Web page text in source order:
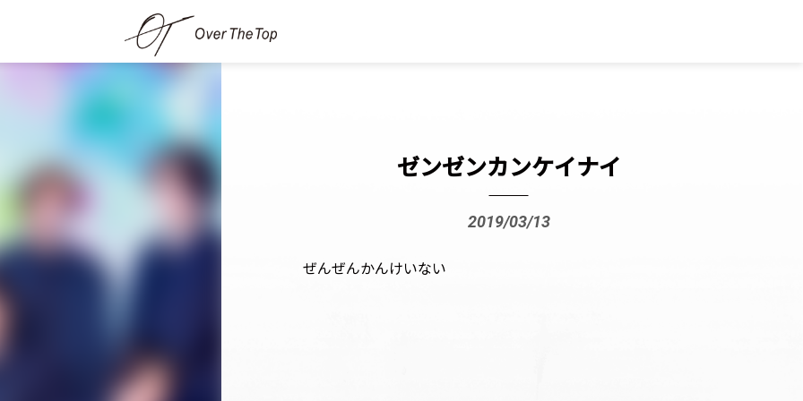
ゼンゼンカンケイナイ
2019/03/13
ぜんぜんかんけいない